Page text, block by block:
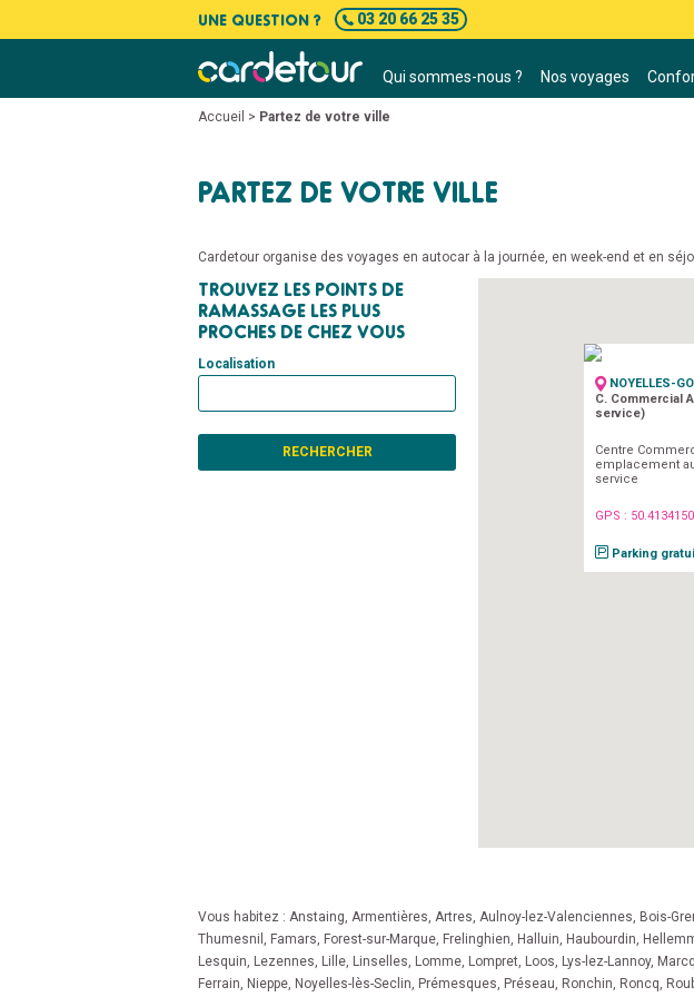
UNE QUESTION ? 03 20 66 25 35
Qui sommes-nous ? Nos voyages
Accueil > Partez de votre ville
PARTEZ DE VOTRE VILLE
Cardetour organise des voyages en autocar à la journée, en week-end et en
TROUVEZ LES POINTS DE
RAMASSAGE LES PLUS
PROCHES DE CHEZ VOUS
Localisation
NOYELLES-
C. Commercial
service)
Centre
emplacement
service
GPS :
Parking
Vous habitez : Anstaing, Armentières, Artres, Aulnoy-lez-Valenciennes, Bois-
Thumesnil , Famars, Forest-sur-Marque, Frelinghien, Halluin, Haubourdin,
Lesquin, Lezennes, Lille, Linselles, Lomme, Lompret, Loos, Lys-lez-Lannoy,
Ferrain, Nieppe, Noyelles-lès-Seclin, Prémesques, Préseau, Ronchin, Roncq,